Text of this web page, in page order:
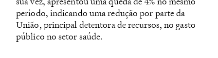
período, indicando uma redução por parte da
União, principal detentora de recursos, no gasto
público no setor saúde.